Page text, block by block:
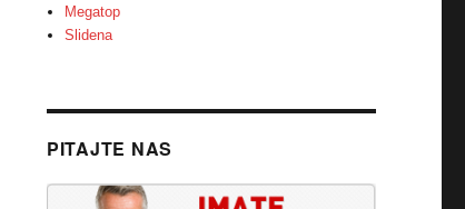
Megatop
Slidena
PITAJTE NAS